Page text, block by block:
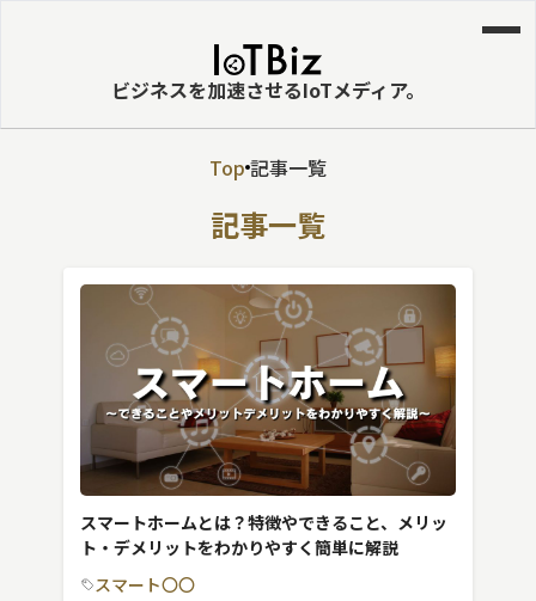
ビジネスを加速させるIoTメディア。
ビッグデータ
Top 記事一覧
記事一覧
スマートホームとは？特徴やできること、メリッ
ト・デメリットをわかりやすく簡単に解説
スマート〇〇